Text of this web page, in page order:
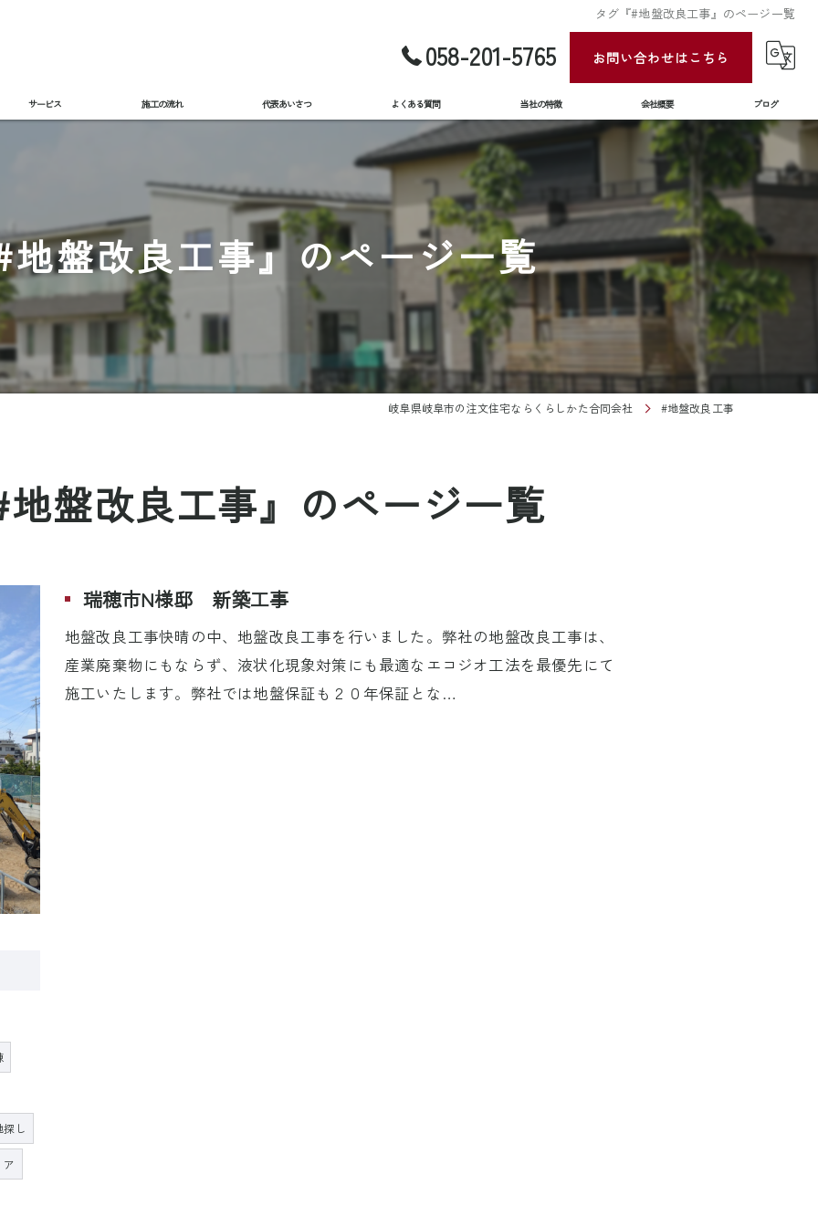
タグ『#地盤改良工事』のページ一覧
058-201-5765 お問い合わせはこちら
サービス 施工の流れ 代表あいさつ よくある質問 当社の特徴
新築
土地
住宅ローン
リフォーム
住み替え
会社概要 ブログ
地盤改良工事』のページ一覧
岐阜県岐阜市の注文住宅ならくらしかた合同会社 #地盤改良工事
盤改良工事』のページ一覧
瑞穂市N様邸 新築工事
地盤改良工事快晴の中、地盤改良工事を行いました。弊社の地盤改良工事は、
産業廃棄物にもならず、液状化現象対策にも最適なエコジオ工法を最優先にて
施工いたします。弊社では地盤保証も２０年保証とな…
探し
ア